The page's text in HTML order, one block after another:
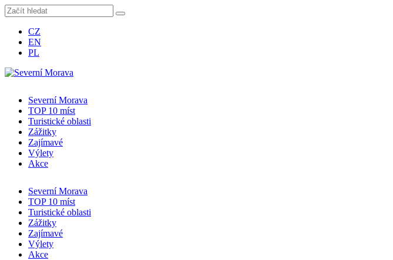
CZ
EN
PL
Severní Morava
TOP 10 míst
Turistické oblasti
Zážitky
Zajímavé
Výlety
Akce
Severní Morava
TOP 10 míst
Turistické oblasti
Zážitky
Zajímavé
Výlety
Akce